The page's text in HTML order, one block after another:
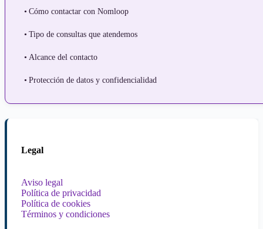
Cómo contactar con Nomloop
Tipo de consultas que atendemos
Alcance del contacto
Protección de datos y confidencialidad
Legal
Aviso legal
Política de privacidad
Política de cookies
Términos y condiciones